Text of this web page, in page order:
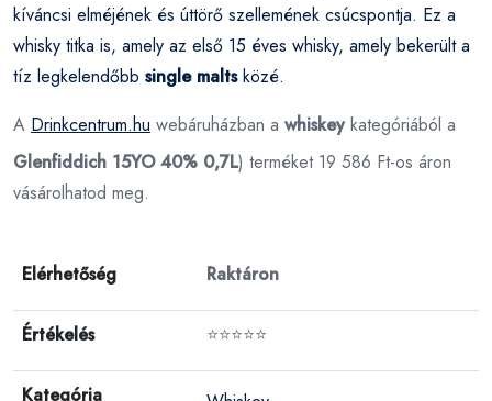
kíváncsi elméjének és úttörő szellemének csúcspontja. Ez a
whisky titka is, amely az első 15 éves whisky, amely bekerült a
tíz legkelendőbb single maltsközé.
A Drinkcentrum.hu webáruházban a whiskeykategóriából a
Glenfiddich 15YO 40% 0,7L) terméket 19 586 Ft-os áron
vásárolhatod meg.
Elérhetőség Raktáron
Értékelés ⭐⭐⭐⭐⭐
Kategória